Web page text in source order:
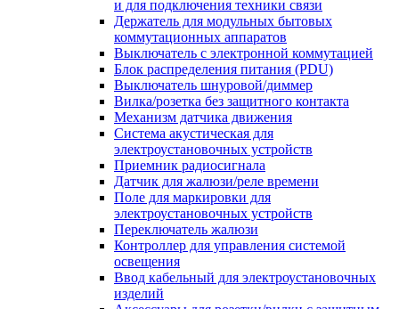
и для подключения техники связи
Держатель для модульных бытовых
коммутационных аппаратов
Выключатель с электронной коммутацией
Блок распределения питания (PDU)
Выключатель шнуровой/диммер
Вилка/розетка без защитного контакта
Механизм датчика движения
Система акустическая для
электроустановочных устройств
Приемник радиосигнала
Датчик для жалюзи/реле времени
Поле для маркировки для
электроустановочных устройств
Переключатель жалюзи
Контроллер для управления системой
освещения
Ввод кабельный для электроустановочных
изделий